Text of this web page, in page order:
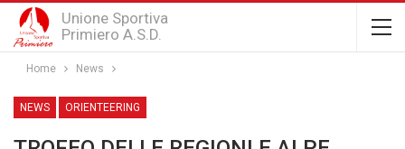
Unione Sportiva
Primiero A.S.D.
Home News
NEWS ORIENTEERING